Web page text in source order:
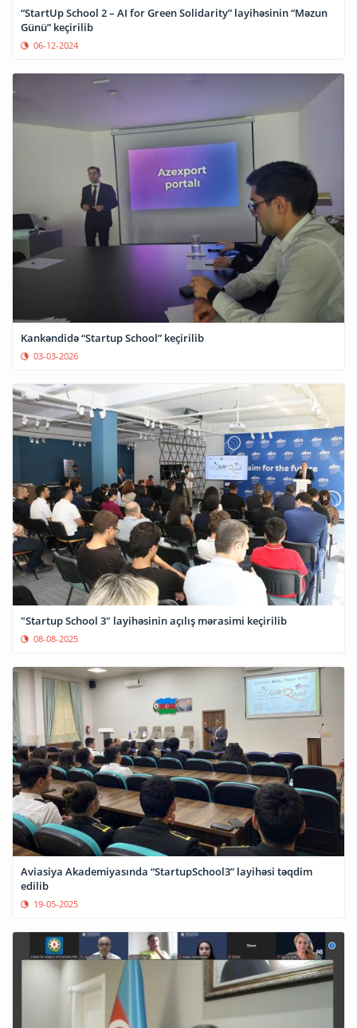
“StartUp School 2 – AI for Green Solidarity” layihəsinin “Məzun
Günü” keçirilib
06-12-2024
Kankəndidə “Startup School” keçirilib
03-03-2026
"Startup School 3" layihəsinin açılış mərasimi keçirilib
08-08-2025
Aviasiya Akademiyasında “StartupSchool3” layihəsi təqdim
edilib
19-05-2025